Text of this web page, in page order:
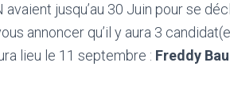
jusqu’au 30 Juin pour se
annoncer qu’il y aura 3
lieu le 11 septembre : Freddy